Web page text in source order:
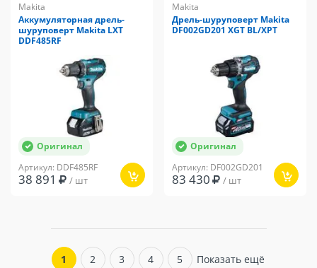
Makita
Аккумуляторная дрель-
шуруповерт Makita LXT
DDF485RF
Оригинал
Артикул: DDF485RF
38 891 / шт
Makita
Дрель-шуруповерт Makita
DF002GD201 XGT BL/XPT
Оригинал
Артикул: DF002GD201
83 430 / шт
1 2 3 4 5 Показать ещё